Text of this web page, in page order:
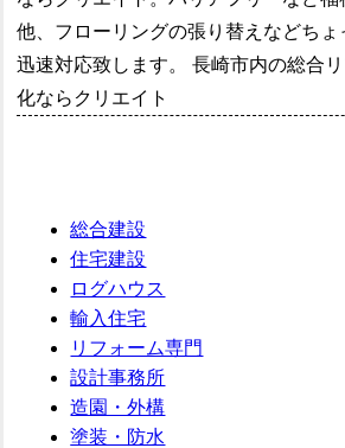
他、フローリングの張り替えなどちょ
迅速対応致します。 長崎市内の総合
化ならクリエイト
総合建設
住宅建設
ログハウス
輸入住宅
リフォーム専門
設計事務所
造園・外構
塗装・防水